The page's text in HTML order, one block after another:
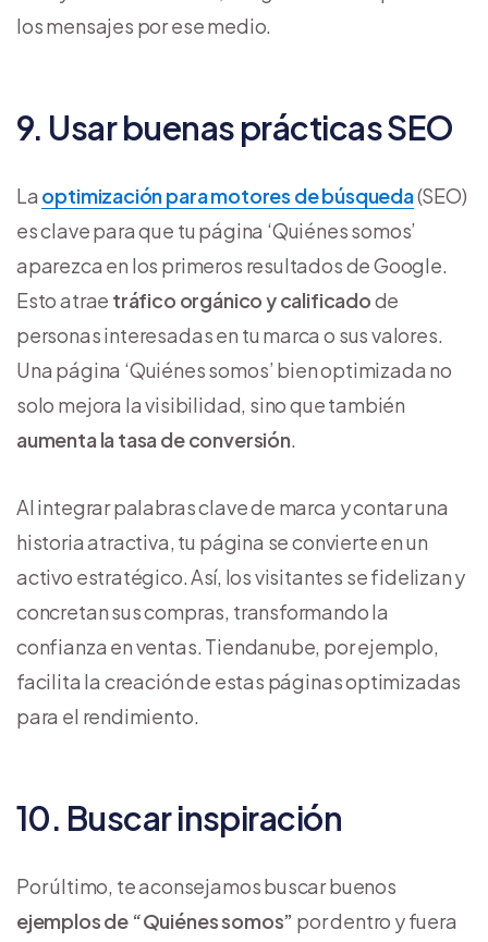
los mensajes por ese medio.
9. Usar buenas prácticas SEO
La optimización para motores de búsqueda(SEO)
es clave para que tu página ‘Quiénes somos’
aparezca en los primeros resultados de Google.
Esto atrae tráfico orgánico y calificadode
personas interesadas en tu marca o sus valores.
Una página ‘Quiénes somos’ bien optimizada no
solo mejora la visibilidad, sino que también
aumenta la tasa de conversión.
Al integrar palabras clave de marca y contar una
historia atractiva, tu página se convierte en un
activo estratégico. Así, los visitantes se fidelizan y
concretan sus compras, transformando la
confianza en ventas. Tiendanube, por ejemplo,
facilita la creación de estas páginas optimizadas
para el rendimiento.
10. Buscar inspiración
Por último, te aconsejamos buscar buenos
ejemplos de “Quiénes somos” por dentro y fuera